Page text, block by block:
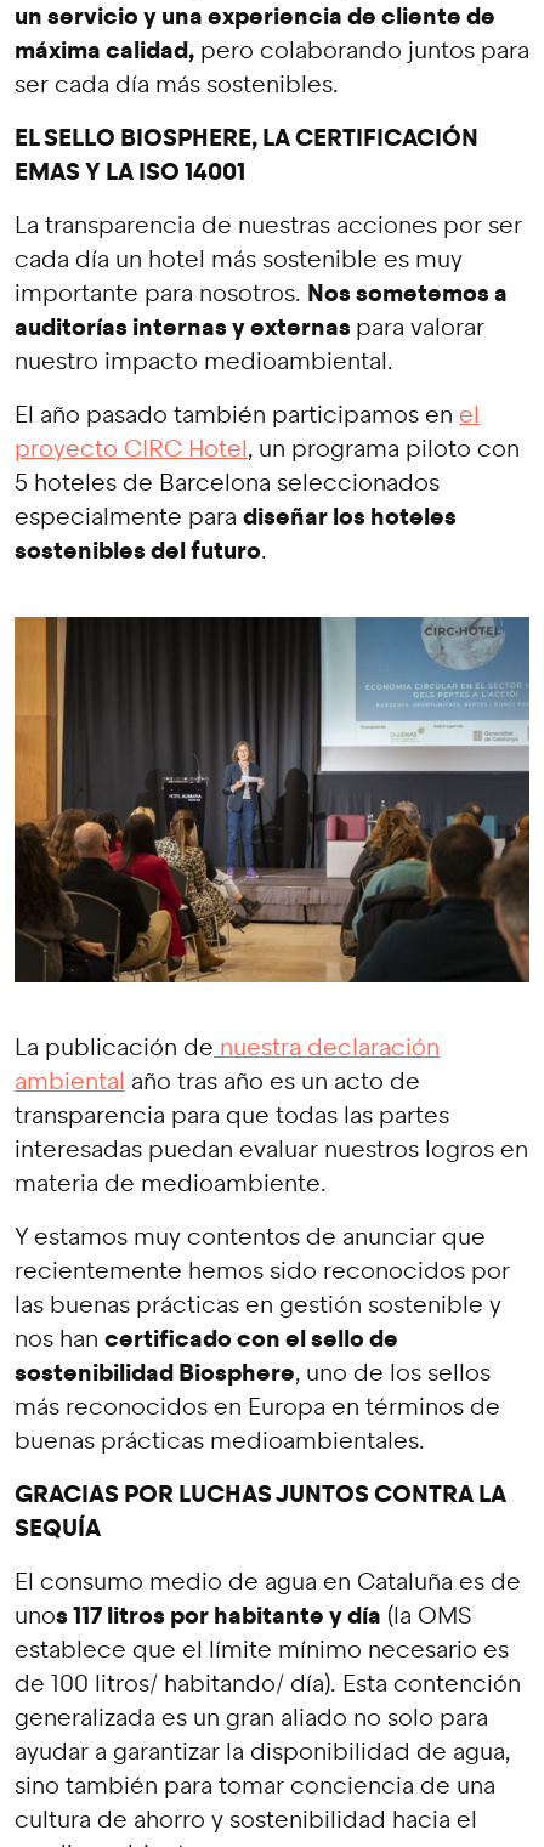
un servicio y una experiencia de cliente de
máxima calidad, pero colaborando juntos para
ser cada día más sostenibles.
EL SELLO BIOSPHERE, LA CERTIFICACIÓN
EMAS Y LA ISO 14001
La transparencia de nuestras acciones por ser
cada día un hotel más sostenible es muy
importante para nosotros. Nos sometemos a
auditorías internas y externas para valorar
nuestro impacto medioambiental.
El año pasado también participamos en el
proyecto CIRC Hotel, un programa piloto con
5 hoteles de Barcelona seleccionados
especialmente para diseñar los hoteles
sostenibles del futuro.
La publicación de nuestra declaración
ambiental año tras año es un acto de
transparencia para que todas las partes
interesadas puedan evaluar nuestros logros en
materia de medioambiente.
Y estamos muy contentos de anunciar que
recientemente hemos sido reconocidos por
las buenas prácticas en gestión sostenible y
nos han certificado con el sello de
sostenibilidad Biosphere, uno de los sellos
más reconocidos en Europa en términos de
buenas prácticas medioambientales.
GRACIAS POR LUCHAS JUNTOS CONTRA LA
SEQUÍA
El consumo medio de agua en Cataluña es de
unos 117 litros por habitante y día (la OMS
establece que el límite mínimo necesario es
de 100 litros/ habitando/ día). Esta contención
generalizada es un gran aliado no solo para
ayudar a garantizar la disponibilidad de agua,
sino también para tomar conciencia de una
cultura de ahorro y sostenibilidad hacia el